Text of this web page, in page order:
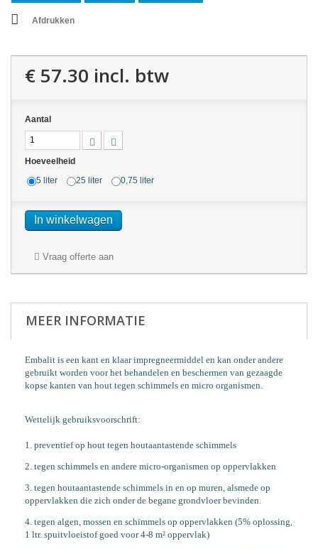
Afdrukken
€ 57.30 incl. btw
Aantal
Hoeveelheid
5 liter
25 liter 0,75 liter
In winkelwagen
Vraag offerte aan
MEER INFORMATIE
Embalit is een kant en klaar impregneermiddel en kan onder andere
gebruikt worden voor het behandelen en beschermen van gezaagde
kopse kanten van hout tegen schimmels en micro organismen.
Wettelijk gebruiksvoorschrift:
1. preventief op hout tegen houtaantastende schimmels
2. tegen schimmels en andere micro-organismen op oppervlakken
3. tegen houtaantastende schimmels in en op muren, alsmede op
oppervlakken die zich onder de begane grondvloer bevinden.
4. tegen algen, mossen en schimmels op oppervlakken (5% oplossing,
1 ltr. spuitvloeistof goed voor 4-8 m² oppervlak)